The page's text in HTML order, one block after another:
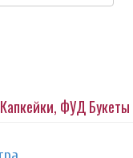
ФУД Букеты